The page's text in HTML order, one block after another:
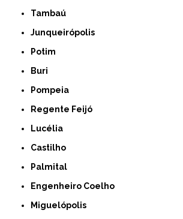
Tambaú
Junqueirópolis
Potim
Buri
Pompeia
Regente Feijó
Lucélia
Castilho
Palmital
Engenheiro Coelho
Miguelópolis